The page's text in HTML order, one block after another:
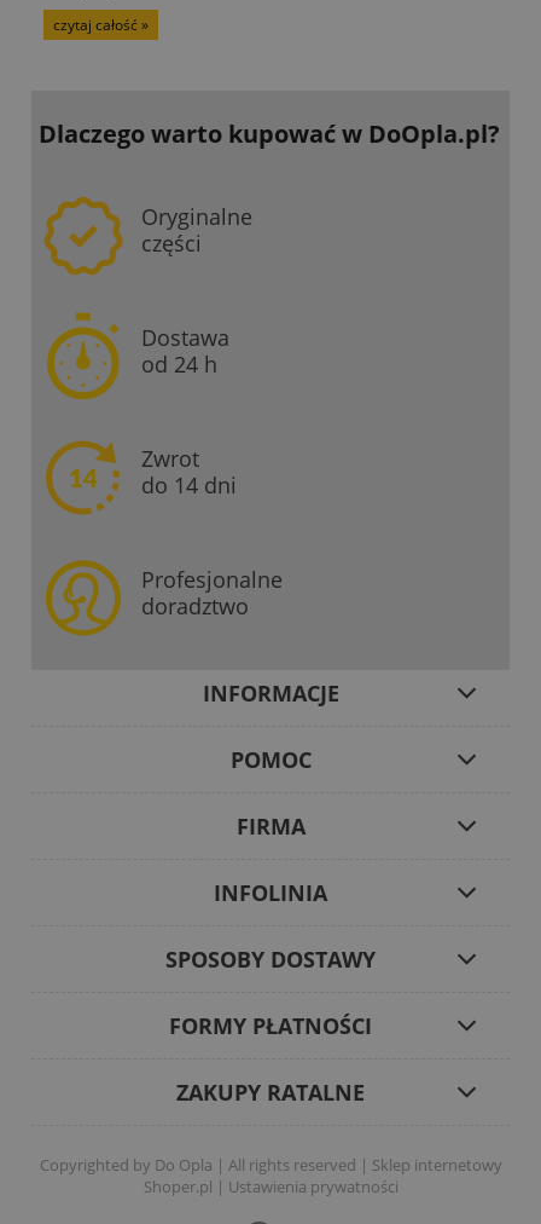
czytaj całość »
Dlaczego warto kupowaćw DoOpla.pl?
Oryginalne
części
Dostawa
od 24 h
Zwrot
do 14 dni
Profesjonalne
doradztwo
INFORMACJE
POMOC
FIRMA
INFOLINIA
SPOSOBY DOSTAWY
FORMY PŁATNOŚCI
ZAKUPY RATALNE
Copyrighted by Do Opla | All rights reserved | Sklep internetowy
Shoper.pl | Ustawienia prywatności